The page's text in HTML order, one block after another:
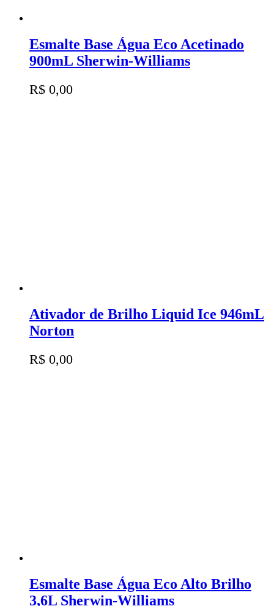
Esmalte Base Água Eco Acetinado
900mL Sherwin-Williams
R$ 0,00
Ativador de Brilho Liquid Ice 946mL
Norton
R$ 0,00
Esmalte Base Água Eco Alto Brilho
3,6L Sherwin-Williams